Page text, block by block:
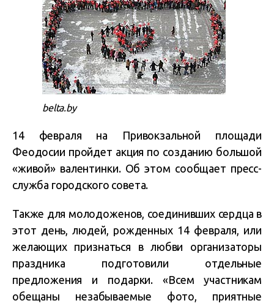
belta.by
14 февраля на Привокзальной площади
Феодосии пройдет акция по созданию большой
«живой» валентинки. Об этом сообщает пресс-
служба городского совета.
Также для молодоженов, соединивших сердца в
этот день, людей, рожденных 14 февраля, или
желающих признаться в любви организаторы
праздника подготовили отдельные
предложения и подарки. «Всем участникам
обещаны незабываемые фото, приятные